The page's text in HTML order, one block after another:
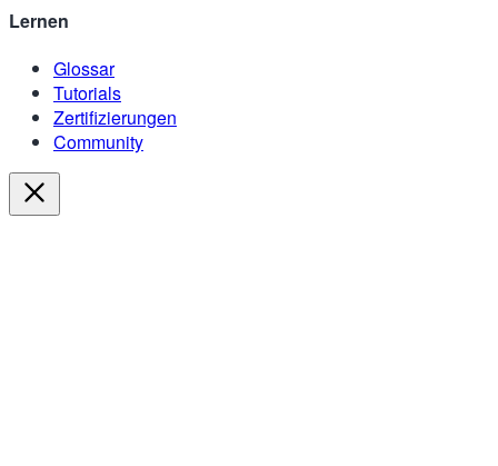
Lernen
Glossar
Tutorials
Zertifizierungen
Community